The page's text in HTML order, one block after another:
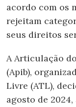
acordo com os
rejeitam
seus direitos
A Articulação
(Apib),
Livre (ATL),
agosto de